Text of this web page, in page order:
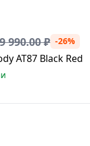
9 990.00₽ -26%
AT87 Black Red